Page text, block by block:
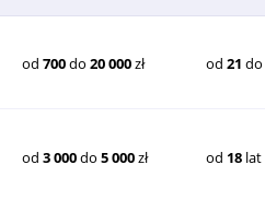
od700do20 000zł od 21 do
od3 000do5 000zł od 18lat